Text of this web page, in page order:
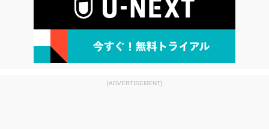
[ADVERTISEMENT]